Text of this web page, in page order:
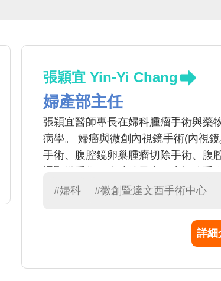
張穎宜 Yin-Yi Chang
婦產部主任
張穎宜醫師專長在婦科腫瘤手術與藥
病學。 婦癌與微創內視鏡手術(內視
手術、腹腔鏡卵巢腫瘤切除手術、腹
症分期/減積手術、陰道重建手術。
#婦科 #微創暨達文西手術中心
詳細